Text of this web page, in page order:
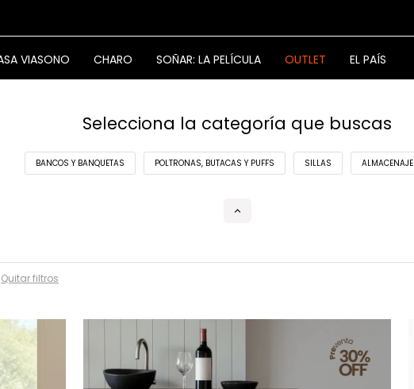
VIASONO CHARO SOÑAR: LA PELÍCULA OUTLET EL PAÍS
Selecciona la categoría que buscas
BANCOS Y BANQUETAS POLTRONAS, BUTACAS Y PUFFS SILLAS ALMACENAJE
Quitar filtros